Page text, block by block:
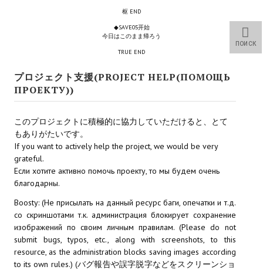
X2 - The Threat Remaster Fan Edition
Quake III Arena Remaster Fan Edition
Sacred Gold Remaster Fan Edition
Aliens versus Predator 1 Remaster Fan Edition
Age of Pirates: Caribbean Tales Remaster Fan Edition
Корсары 3 Сундук мертвеца Remaster Fan Edition
Sea Dogs - City of Abandoned Ships Remaster Fan Edition
Sea Dogs Remaster Fan Edition
НОВОСТИ ПОРТАЛА
枢 END
◆SAVE05开始
今日はこのまま帰ろう
TRUE END
プロジェクト支援(PROJECT HELP(ПОМОЩЬ
ПРОЕКТУ))
このプロジェクトに積極的に協力していただけると、とて
もありがたいです。
If you want to actively help the project, we would be very
grateful.
Если хотите активно помочь проекту, то мы будем очень
благодарны.
Boosty: (Не присылать на данный ресурс баги, опечатки и т.д.
со скриншотами т.к. администрация блокирует сохранение
изображений по своим личным правилам. (Please do not
submit bugs, typos, etc., along with screenshots, to this
resource, as the administration blocks saving images according
to its own rules.) (バグ報告や誤字脱字などをスクリーンショ
ПОИСК